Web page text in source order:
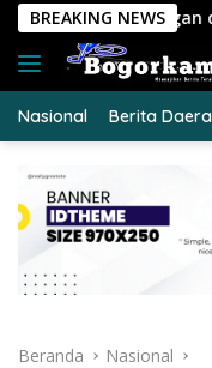
Langsung
konten
BREAKING NEWS
Bumi Melayu
Nasional Berita
Beranda Nasional